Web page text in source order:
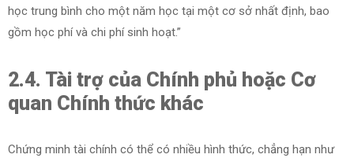
học trung bình cho một năm học tại một cơ sở nhất định, bao
gồm học phí và chi phí sinh hoạt.”
2.4. Tài trợ của Chính phủ hoặc Cơ
quan Chính thức khác
Chứng minh tài chính có thể có nhiều hình thức, chẳng hạn như